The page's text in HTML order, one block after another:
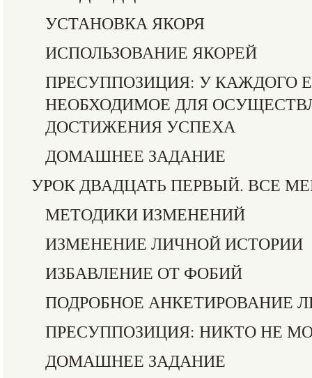
УСТАНОВКА ЯКОРЯ
ИСПОЛЬЗОВАНИЕ ЯКОРЕЙ
ПРЕСУППОЗИЦИЯ: У КАЖДОГО
НЕОБХОДИМОЕ ДЛЯ
ДОСТИЖЕНИЯ УСПЕХА
ДОМАШНЕЕ ЗАДАНИЕ
УРОК ДВАДЦАТЬ ПЕРВЫЙ. ВСЕ
МЕТОДИКИ ИЗМЕНЕНИЙ
ИЗМЕНЕНИЕ ЛИЧНОЙ ИСТОРИИ
ИЗБАВЛЕНИЕ ОТ ФОБИЙ
ПОДРОБНОЕ АНКЕТИРОВАНИЕ
ПРЕСУППОЗИЦИЯ: НИКТО НЕ
ДОМАШНЕЕ ЗАДАНИЕ